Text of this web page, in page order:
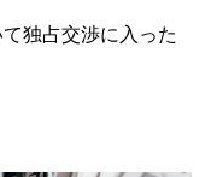
独占交渉に入った